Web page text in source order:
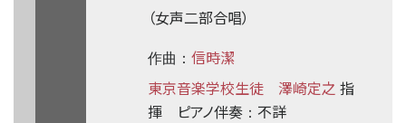
（女声二部合唱）
作曲： 信時潔
東京音楽学校生徒
澤崎定之 指
揮
ピアノ伴奏 ： 不詳